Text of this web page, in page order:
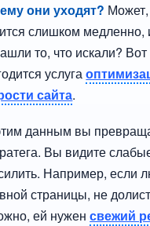
они уходят? Может,
слишком медленно,
то, что искали? Вот
услуга
сайта.
данным вы
Вы видите
Например, если
страницы, не
ей нуженсвежий